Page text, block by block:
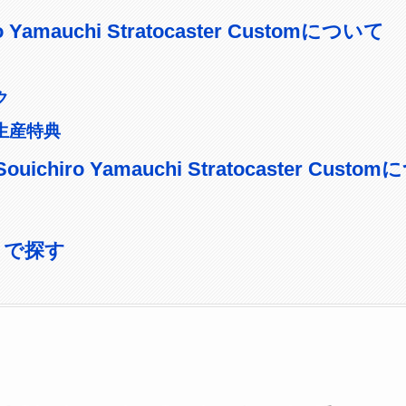
Yamauchi Stratocaster Customについて
産特典
Yamauchi Stratocaster Customに
探す